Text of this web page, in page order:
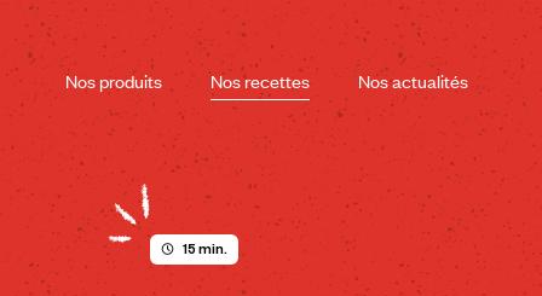
Skip
content
Nos produits Nos recettes Nos actualités
15 min.